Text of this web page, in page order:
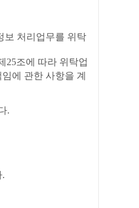
보 처리업무를 위탁
25조에 따라 위탁업
에 관한 사항을 계
.
.